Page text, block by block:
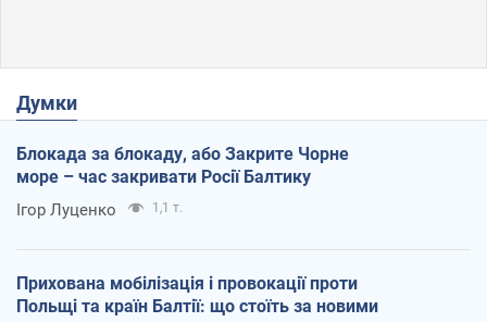
Думки
Блокада за блокаду, або Закрите Чорне
море – час закривати Росії Балтику
Ігор Луценко 1,1 т.
Прихована мобілізація і провокації проти
Польщі та країн Балтії: що стоїть за новими